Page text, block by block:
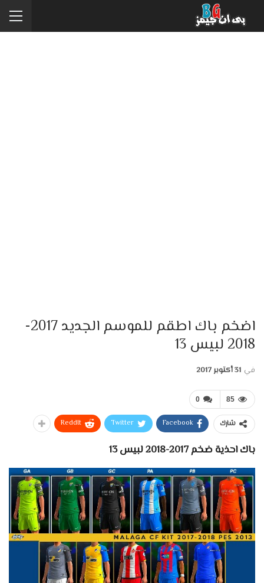
اضخم باك اطقم للموسم الجديد 2017-
2018 لبيس 13
في 31 أكتوبر 2017
0 85
شارك Facebook
Twitter
ReddIt
باك احذية ضخم 2017-2018 لبيس 13